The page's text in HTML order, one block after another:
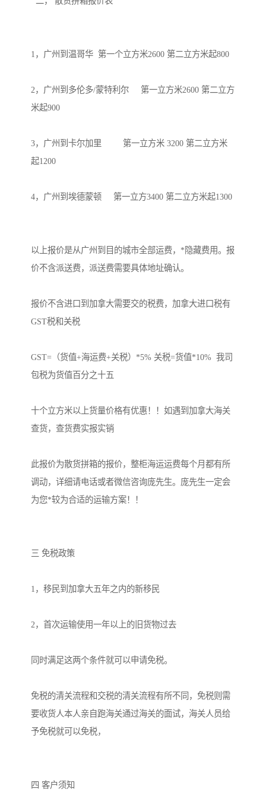
1，广州到温哥华  第一个立方米2600 第二立方米起800
2，广州到多伦多/蒙特利尔     第一立方米2600 第二立方
米起900
3，广州到卡尔加里         第一立方米 3200 第二立方米
起1200
4，广州到埃德蒙顿     第一立方3400 第二立方米起1300
以上报价是从广州到目的城市全部运费，*隐藏费用。报
价不含派送费，派送费需要具体地址确认。
报价不含进口到加拿大需要交的税费，加拿大进口税有
GST税和关税
GST=（货值+海运费+关税）*5% 关税=货值*10%  我司
包税为货值百分之十五
十个立方米以上货量价格有优惠！！如遇到加拿大海关
查货，查货费实报实销
此报价为散货拼箱的报价，整柜海运运费每个月都有所
调动，详细请电话或者微信咨询庞先生。庞先生一定会
为您*较为合适的运输方案！！
三 免税政策
1，移民到加拿大五年之内的新移民
2，首次运输使用一年以上的旧货物过去
同时满足这两个条件就可以申请免税。
免税的清关流程和交税的清关流程有所不同，免税则需
要收货人本人亲自跑海关通过海关的面试，海关人员给
予免税就可以免税，
四 客户须知